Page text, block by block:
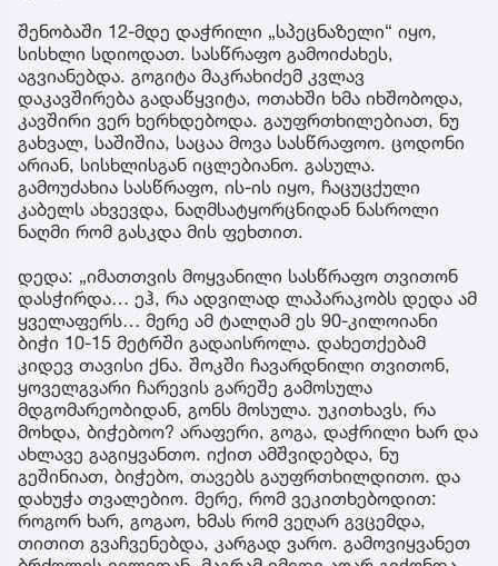
შენობაში 12-მდე დაჭრილი „სპეცნაზელი“ იყო,
სისხლი სდიოდათ. სასწრაფო გამოიძახეს,
აგვიანებდა. გოგიტა მაკრახიძემ კვლავ
დაკავშირება გადაწყვიტა, ოთახში ხმა იხშობოდა,
კავშირი ვერ ხერხდებოდა. გაუფრთხილებიათ, ნუ
გახვალ, საშიშია, საცაა მოვა სასწრაფოო. ცოდონი
არიან, სისხლისგან იცლებიანო. გასულა.
გამოუძახია სასწრაფო, ის-ის იყო, ჩაცუცქული
კაბელს ახვევდა, ნაღმსატყორცნიდან ნასროლი
ნაღმი რომ გასკდა მის ფეხთით.
დედა: „იმათთვის მოყვანილი სასწრაფო თვითონ
დასჭირდა… ეჰ, რა ადვილად ლაპარაკობს დედა ამ
ყველაფერს… მერე ამ ტალღამ ეს 90-კილოიანი
ბიჭი 10-15 მეტრში გადაისროლა. დახეთქებამ
კიდევ თავისი ქნა. შოკში ჩავარდნილი თვითონ,
ყოველგვარი ჩარევის გარეშე გამოსულა
მდგომარეობიდან, გონს მოსულა. უკითხავს, რა
მოხდა, ბიჭებოო? არაფერი, გოგა, დაჭრილი ხარ და
ახლავე გაგიყვანთო. იქით ამშვიდებდა, ნუ
გეშინიათ, ბიჭებო, თავებს გაუფრთხილდითო. და
დახუჭა თვალებიო. მერე, რომ ვეკითხებოდით:
როგორ ხარ, გოგაო, ხმას რომ ვეღარ გვცემდა,
თითით გვაჩვენებდა, კარგად ვარო. გამოვიყვანეთ